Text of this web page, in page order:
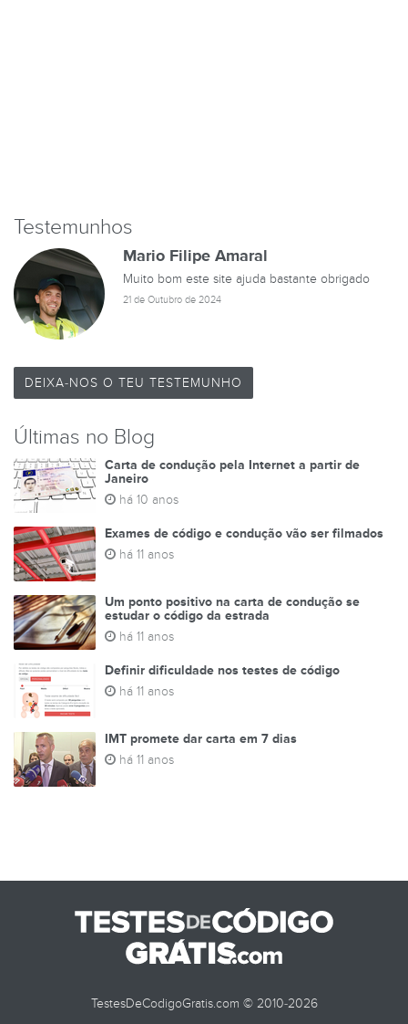
Testemunhos
Mario Filipe Amaral
Muito bom este site ajuda bastante obrigado
21 de Outubro de 2024
DEIXA-NOS O TEU TESTEMUNHO
Últimas no Blog
Carta de condução pela Internet a partir de
Janeiro
há 10 anos
Exames de código e condução vão ser filmados
há 11 anos
Um ponto positivo na carta de condução se
estudar o código da estrada
há 11 anos
Definir dificuldade nos testes de código
há 11 anos
IMT promete dar carta em 7 dias
há 11 anos
TestesDeCodigoGratis.com © 2010-2026